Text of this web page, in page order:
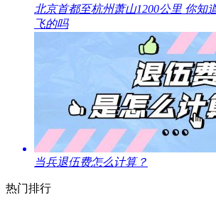
北京首都至杭州萧山1200公里 你知
飞的吗
​当兵退伍费怎么计算？
热门排行